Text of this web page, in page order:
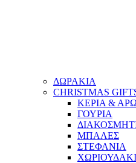
ΔΩΡΑΚΙΑ
CHRISTMAS
ΚΕΡΙΑ &
ΓΟΥΡΙΑ
ΜΠΑΛΕΣ
ΣΤΕΦΑΝΙΑ